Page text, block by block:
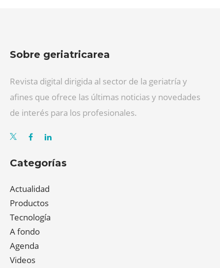
Sobre geriatricarea
Revista digital dirigida al sector de la geriatría y
afines que ofrece las últimas noticias y novedades
de interés para los profesionales.
Categorías
Actualidad
Productos
Tecnología
A fondo
Agenda
Videos